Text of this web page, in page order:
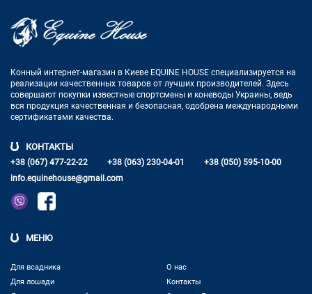
Конный интернет-магазин в Киеве EQUINE HOUSE специализируется на
реализации качественных товаров от лучших производителей. Здесь
совершают покупки известные спортсмены и коневоды Украины, ведь
вся продукция качественная и безопасная, одобрена международными
сертификатами качества.
КОНТАКТЫ
+38 (067) 477-22-22 +38 (063) 230-04-01
+38 (050) 595-10-00
info.equinehouse@gmail.com
МЕНЮ
Для всадника
Для лошади
О нас
Контакты